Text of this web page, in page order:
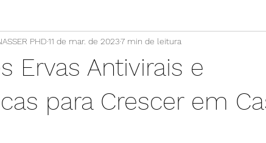
Ervas Antivirais e
para Crescer em
PHD11 de mar. de 20237 min de leitura